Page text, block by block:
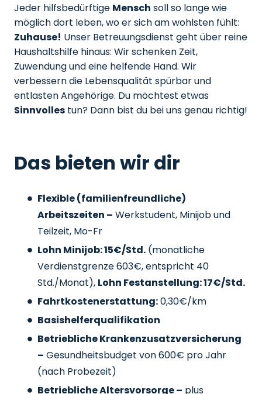
Jeder hilfsbedürftige Mensch soll so lange wie
möglich dort leben, wo er sich am wohlsten fühlt:
Zuhause! Unser Betreuungsdienst geht über reine
Haushaltshilfe hinaus: Wir schenken Zeit,
Zuwendung und eine helfende Hand. Wir
verbessern die Lebensqualität spürbar und
entlasten Angehörige. Du möchtest etwas
Sinnvolles tun? Dann bist du bei uns genau richtig!
Das bieten wir dir
Flexible (familienfreundliche)
Arbeitszeiten – Werkstudent, Minijob und
Teilzeit, Mo-Fr
Lohn Minijob: 15€/Std. (monatliche
Verdienstgrenze 603€, entspricht 40
Std./Monat), Lohn Festanstellung: 17€/Std.
Fahrtkostenerstattung:0,30€/km
Basishelferqualifikation
Betriebliche Krankenzusatzversicherung
– Gesundheitsbudget von 600€ pro Jahr
(nach Probezeit)
Betriebliche Altersvorsorge – plus